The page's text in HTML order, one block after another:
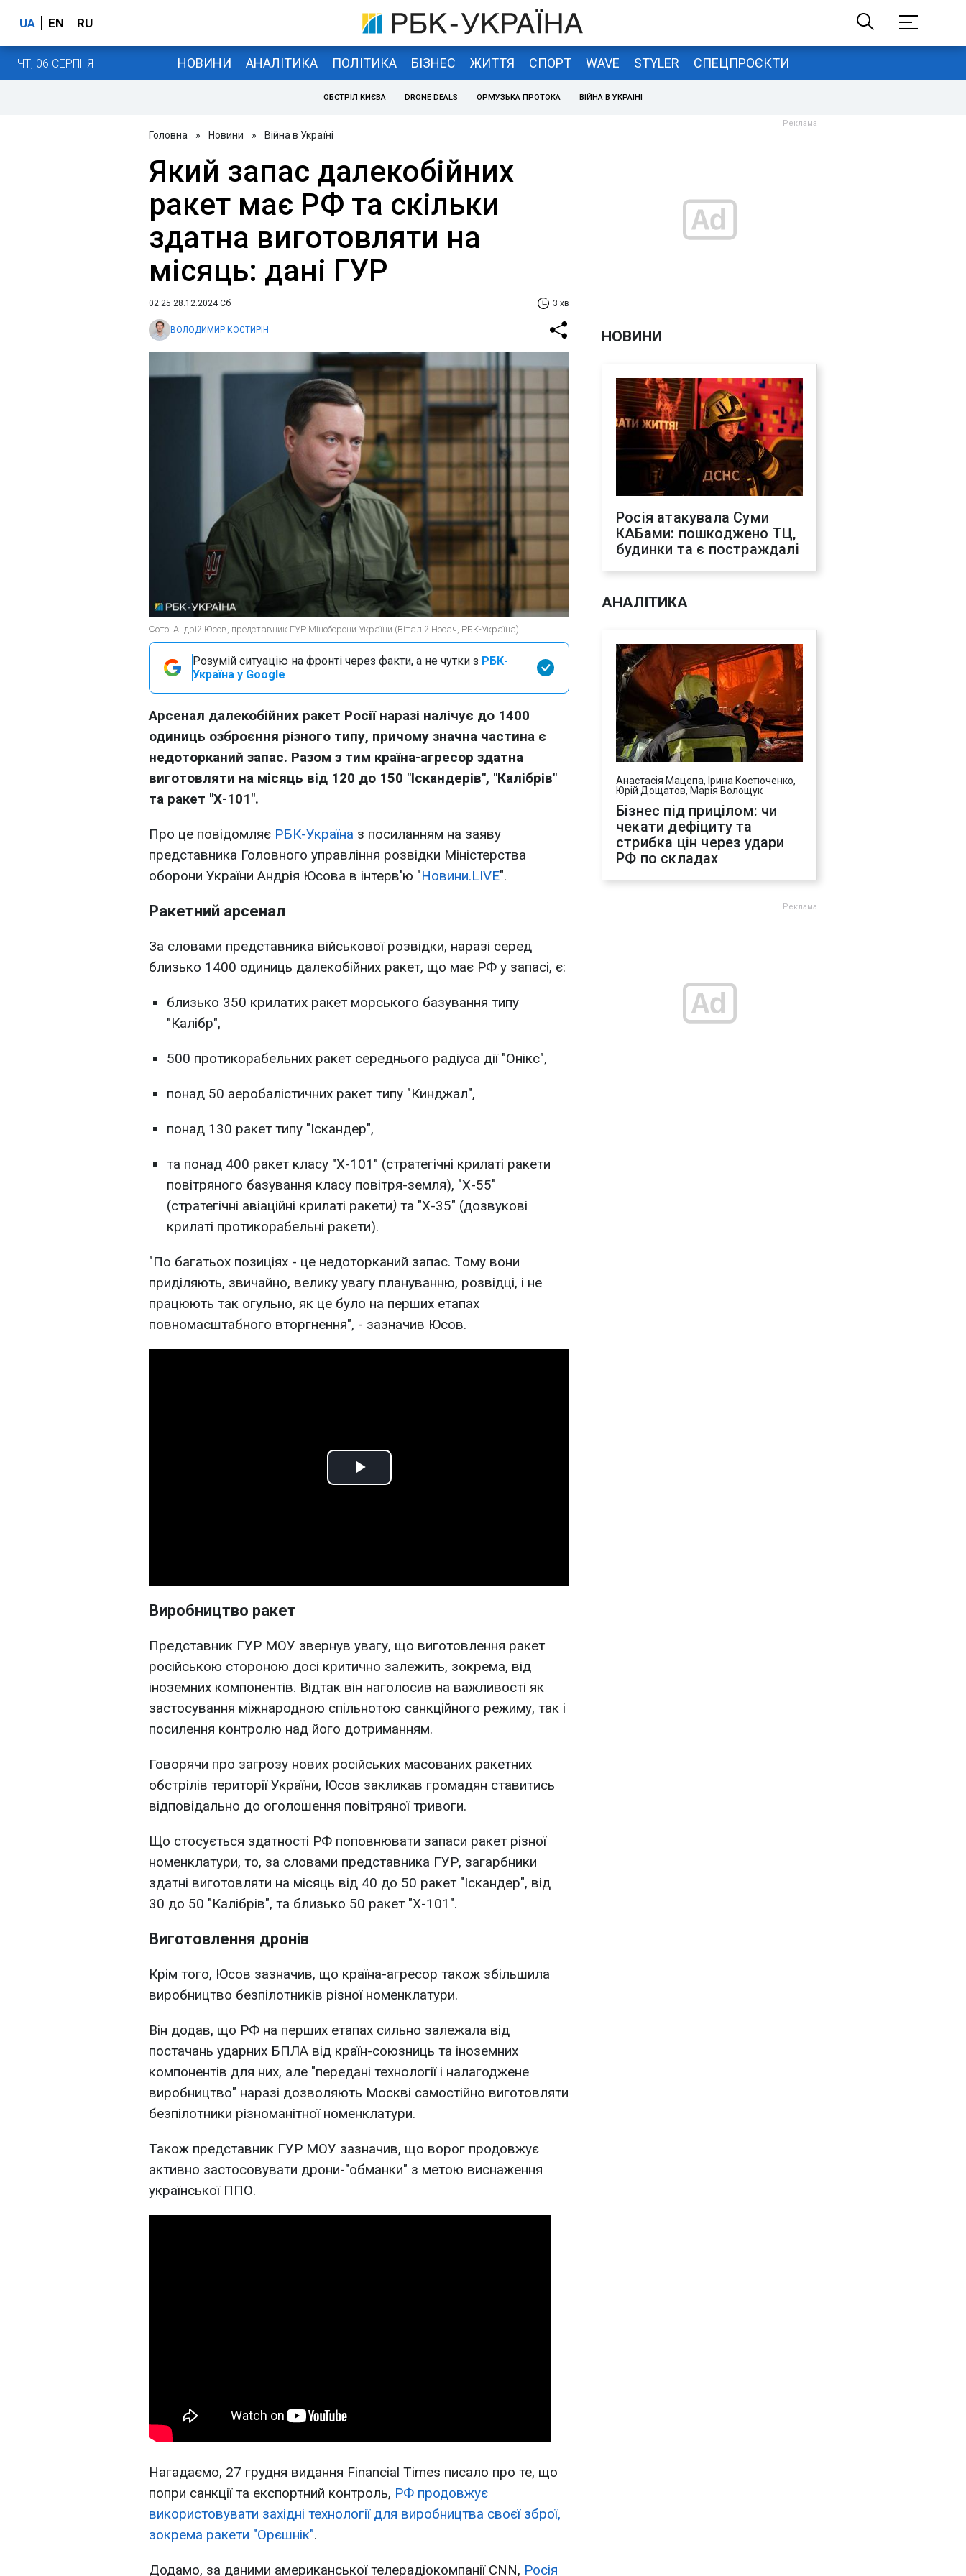
UA EN RU
ЧТ, 06 СЕРПНЯ НОВИНИ АНАЛІТИКА ПОЛІТИКА БІЗНЕС ЖИТТЯ СПОРТ WAVE STYLER СПЕЦПРОЄКТИ
ОБСТРІЛ КИЄВА DRONE DEALS ОРМУЗЬКА ПРОТОКА ВІЙНА В УКРАЇНІ
Головна » Новини » Війна в Україні
Який запас далекобійних
ракет має РФ та скільки
здатна виготовляти на
місяць: дані ГУР
02:25 28.12.2024 Сб 3 хв
ВОЛОДИМИР КОСТИРІН
Фото: Андрій Юсов, представник ГУР Міноборони України (Віталій Носач, РБК-Україна)
Розумій ситуацію на фронті через факти, а не чутки з РБК-
Україна у Google
Арсенал далекобійних ракет Росії наразі налічує до 1400
одиниць озброєння різного типу, причому значна частина є
недоторканий запас. Разом з тим країна-агресор здатна
виготовляти на місяць від 120 до 150 "Іскандерів", "Калібрів"
та ракет "Х-101".
Про це повідомляє РБК-Україна з посиланням на заяву
представника Головного управління розвідки Міністерства
оборони України Андрія Юсова в інтерв'ю "Новини.LIVE".
Ракетний арсенал
За словами представника військової розвідки, наразі серед
близько 1400 одиниць далекобійних ракет, що має РФ у запасі, є:
близько 350 крилатих ракет морського базування типу
"Калібр",
500 протикорабельних ракет середнього радіуса дії "Онікс",
понад 50 аеробалістичних ракет типу "Кинджал",
понад 130 ракет типу "Іскандер",
та понад 400 ракет класу "Х-101" (стратегічні крилаті ракети
повітряного базування класу повітря-земля), "Х-55"
(стратегічні авіаційні крилаті ракети) та "Х-35" (дозвукові
крилаті протикорабельні ракети).
"По багатьох позиціях - це недоторканий запас. Тому вони
приділяють, звичайно, велику увагу плануванню, розвідці, і не
працюють так огульно, як це було на перших етапах
повномасштабного вторгнення", - зазначив Юсов.
Play
Виробництво ракет
Представник ГУР МОУ звернув увагу, що виготовлення ракет
російською стороною досі критично залежить, зокрема, від
іноземних компонентів. Відтак він наголосив на важливості як
застосування міжнародною спільнотою санкційного режиму, так і
посилення контролю над його дотриманням.
Говорячи про загрозу нових російських масованих ракетних
обстрілів території України, Юсов закликав громадян ставитись
відповідально до оголошення повітряної тривоги.
Що стосується здатності РФ поповнювати запаси ракет різної
номенклатури, то, за словами представника ГУР, загарбники
здатні виготовляти на місяць від 40 до 50 ракет "Іскандер", від
30 до 50 "Калібрів", та близько 50 ракет "Х-101".
Виготовлення дронів
Крім того, Юсов зазначив, що країна-агресор також збільшила
виробництво безпілотників різної номенклатури.
Він додав, що РФ на перших етапах сильно залежала від
постачань ударних БПЛА від країн-союзниць та іноземних
компонентів для них, але "передані технології і налагоджене
виробництво" наразі дозволяють Москві самостійно виготовляти
безпілотники різноманітної номенклатури.
Також представник ГУР МОУ зазначив, що ворог продовжує
активно застосовувати дрони-"обманки" з метою виснаження
української ППО.
Нагадаємо, 27 грудня видання Financial Times писало про те, що
попри санкції та експортний контроль, РФ продовжує
використовувати західні технології для виробництва своєї зброї,
зокрема ракети "Орєшнік".
Додамо, за даними американської телерадіокомпанії CNN, Росія
НОВИНИ
Росія атакувала Суми
КАБами: пошкоджено ТЦ,
будинки та є постраждалі
АНАЛІТИКА
Анастасія Мацепа, Ірина Костюченко,
Юрій Дощатов, Марія Волощук
Бізнес під прицілом: чи
чекати дефіциту та
стрибка цін через удари
РФ по складах